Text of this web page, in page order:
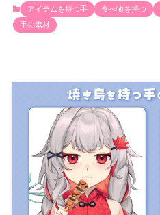
アイテムを持つ手 食べ物を持つ
手の素材